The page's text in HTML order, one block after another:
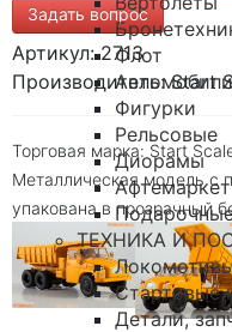
Флот
Фигурки
Рельсовые
Диорамы
Афтемаркет
ТЕХНИКА И
Стартовые
Детали,
Задать вопрос
Артикул: 2713
Производитель: Start
Торговая марка: Start
Металлическая модель с
упакована в прозрачный